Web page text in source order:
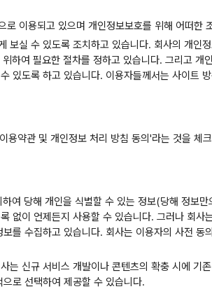
이용되고 있으며 개인정보보호를 위해 어떠한
실 수 있도록 조치하고 있습니다. 회사의 개인
여 필요한 절차를 정하고 있습니다. 그리고 개
있도록 하고 있습니다. 이용자들께서는 사이트
약관 및 개인정보 처리 방침 동의'라는 것을 체
여 당해 개인을 식별할 수 있는 정보(당해 정보
없이 언제든지 사용할 수 있습니다. 그러나 회
를 수집하고 있습니다. 회사는 이용자의 사전
신규 서비스 개발이나 콘텐츠의 확충 시에 기
로 선택하여 제공할 수 있습니다.